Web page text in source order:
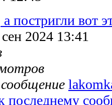
постригли вот
2024 13:41